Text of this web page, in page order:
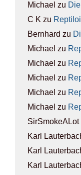
Michael zu
C K zu
Bernhard zu
Michael zu
Michael zu
Michael zu
Michael zu
Michael zu
SirSmokeALot
Karl
Karl
Karl